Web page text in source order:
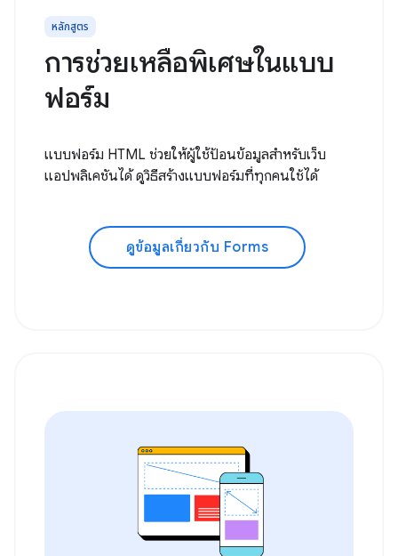
หลักสูตร
การช่วยเหลือพิเศษในแบบ
ฟอร์ม
แบบฟอร์ม HTML ช่วยให้ผู้ใช้ป้อนข้อมูลสำหรับเว็บ
แอปพลิเคชันได้ ดูวิธีสร้างแบบฟอร์มที่ทุกคนใช้ได้
ดูข้อมูลเกี่ยวกับ Forms